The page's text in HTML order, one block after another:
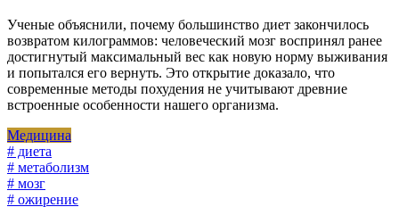
Ученые объяснили, почему большинство диет закончилось
возвратом килограммов: человеческий мозг воспринял ранее
достигнутый максимальный вес как новую норму выживания
и попытался его вернуть. Это открытие доказало, что
современные методы похудения не учитывают древние
встроенные особенности нашего организма.
Медицина
# диета
# метаболизм
# мозг
# ожирение